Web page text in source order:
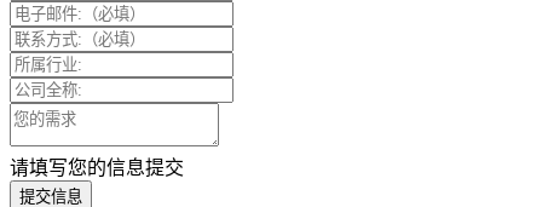
请填写您的信息提交
提交信息